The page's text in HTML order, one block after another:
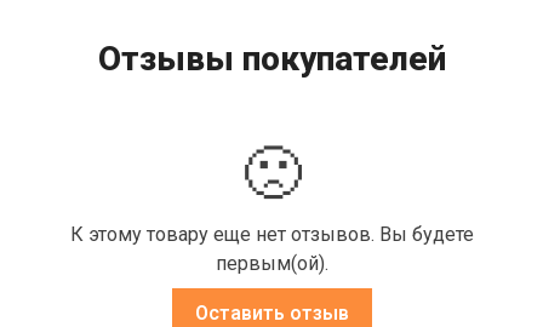
Отзывы покупателей
🙁
К этому товару еще нет отзывов. Вы будете
первым(ой).
Оставить отзыв